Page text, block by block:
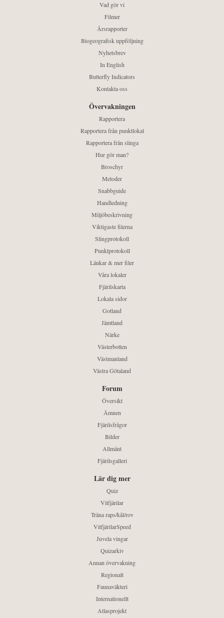
Vad gör vi
Filmer
Årsrapporter
Biogeografisk uppföljning
Nyhetsbrev
In English
Butterfly Indicators
Kontakta oss
Övervakningen
Rapportera
Rapportera från punktlokal
Rapportera från slinga
Hur gör man?
Broschyr
Metoder
Snabbguide
Handledning
Miljöbeskrivning
Viktigaste filerna
Slingprotokoll
Punktprotokoll
Länkar & mer filer
Våra lokaler
Fjärilskarta
Lokala sidor
Gotland
Jämtland
Närke
Västerbotten
Västmanland
Västra Götaland
Forum
Översikt
Ämnen
Fjärilsfrågor
Bilder
Allmänt
Fjärilsgalleri
Lär dig mer
Quiz
Vitfjärilar
Träna raps/kål/rov
VitfjärilarSpeed
Juvela vingar
Quizarkiv
Annan övervakning
Regionalt
Faunaväkteri
Internationellt
Atlasprojekt